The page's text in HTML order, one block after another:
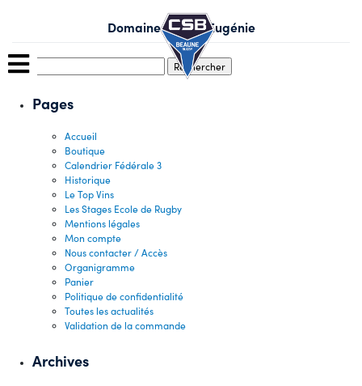
Domaine Sainte-Eugénie
Pages
Accueil
Boutique
Calendrier Fédérale 3
Historique
Le Top Vins
Les Stages Ecole de Rugby
Mentions légales
Mon compte
Nous contacter / Accès
Organigramme
Panier
Politique de confidentialité
Toutes les actualités
Validation de la commande
Archives